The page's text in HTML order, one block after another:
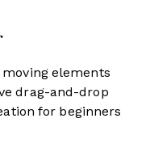
moving elements
drag-and-drop
for beginners